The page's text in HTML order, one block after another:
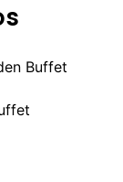
Buffet